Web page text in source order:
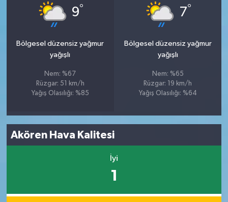
9°
Bölgesel düzensiz yağmur
yağışlı
Nem: %67
Rüzgar: 51 km/h
Yağış Olasılığı: %85
7°
Bölgesel düzensiz yağmur
yağışlı
Nem: %65
Rüzgar: 19 km/h
Yağış Olasılığı: %64
Akören Hava Kalitesi
İyi
1